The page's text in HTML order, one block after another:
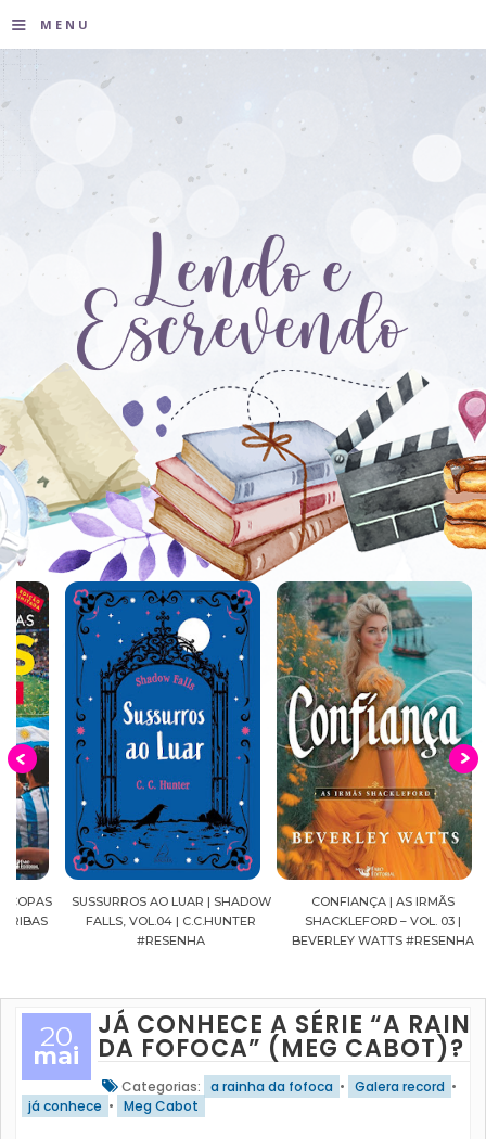
≡ MENU
SUSSURROS AO LUAR | SHADOW
FALLS, VOL.04 | C.C.HUNTER
#RESENHA
CONFIANÇA | AS IRMÃS
SHACKLEFORD – VOL. 03 |
BEVERLEY WATTS #RESENHA
20
mai
JÁ CONHECE A SÉRIE “A
DA FOFOCA” (MEG CABOT)?
Categorias: a rainha da fofoca • Galera record •
já conhece • Meg Cabot